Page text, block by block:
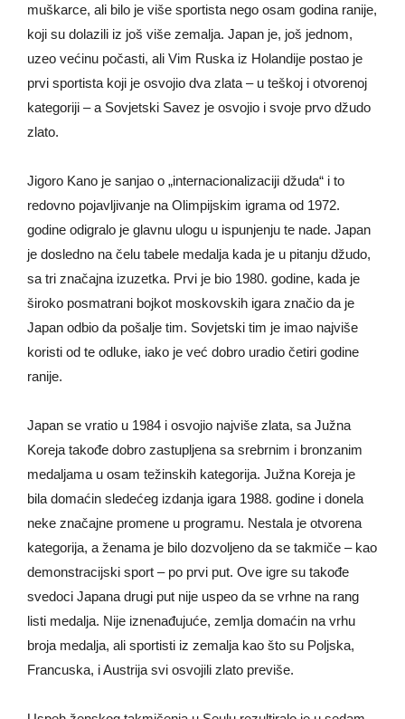
muškarce, ali bilo je više sportista nego osam godina ranije,
koji su dolazili iz još više zemalja. Japan je, još jednom,
uzeo većinu počasti, ali Vim Ruska iz Holandije postao je
prvi sportista koji je osvojio dva zlata – u teškoj i otvorenoj
kategoriji – a Sovjetski Savez je osvojio i svoje prvo džudo
zlato.
Jigoro Kano je sanjao o „internacionalizaciji džuda“ i to
redovno pojavljivanje na Olimpijskim igrama od 1972.
godine odigralo je glavnu ulogu u ispunjenju te nade. Japan
je dosledno na čelu tabele medalja kada je u pitanju džudo,
sa tri značajna izuzetka. Prvi je bio 1980. godine, kada je
široko posmatrani bojkot moskovskih igara značio da je
Japan odbio da pošalje tim. Sovjetski tim je imao najviše
koristi od te odluke, iako je već dobro uradio četiri godine
ranije.
Japan se vratio u 1984 i osvojio najviše zlata, sa Južna
Koreja takođe dobro zastupljena sa srebrnim i bronzanim
medaljama u osam težinskih kategorija. Južna Koreja je
bila domaćin sledećeg izdanja igara 1988. godine i donela
neke značajne promene u programu. Nestala je otvorena
kategorija, a ženama je bilo dozvoljeno da se takmiče – kao
demonstracijski sport – po prvi put. Ove igre su takođe
svedoci Japana drugi put nije uspeo da se vrhne na rang
listi medalja. Nije iznenađujuće, zemlja domaćin na vrhu
broja medalja, ali sportisti iz zemalja kao što su Poljska,
Francuska, i Austrija svi osvojili zlato previše.